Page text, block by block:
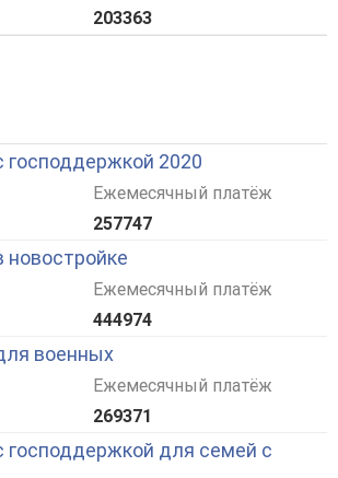
203363
господдержкой 2020
Ежемесячный платёж
257747
новостройке
Ежемесячный платёж
444974
военных
Ежемесячный платёж
269371
господдержкой для семей с